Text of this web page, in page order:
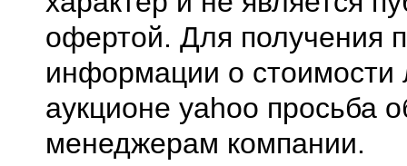
офертой. Для получения
информации о стоимости
аукционе yahoo просьба
менеджерам компании.